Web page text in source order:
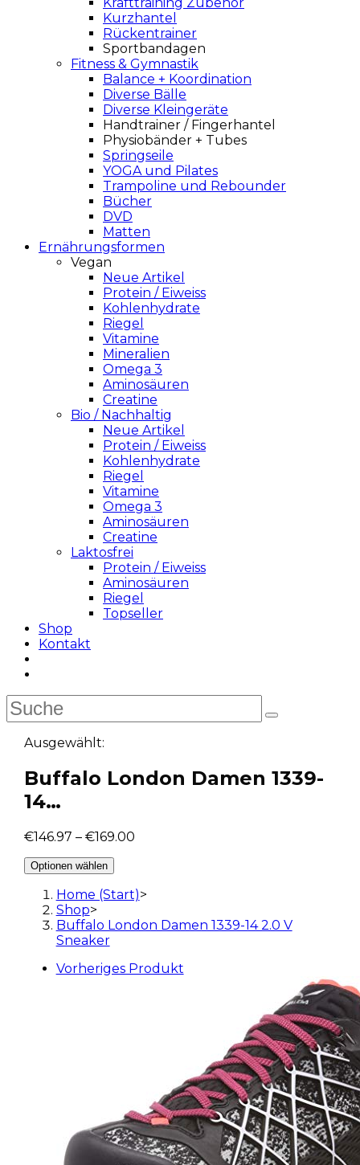
Kurzhantel
Rückentrainer
Sportbandagen
Fitness & Gymnastik
Balance + Koordination
Diverse Bälle
Diverse Kleingeräte
Handtrainer / Fingerhantel
Physiobänder + Tubes
Springseile
YOGA und Pilates
Trampoline und Rebounder
Bücher
DVD
Matten
Ernährungsformen
Vegan
Neue Artikel
Protein / Eiweiss
Kohlenhydrate
Riegel
Vitamine
Mineralien
Omega 3
Aminosäuren
Creatine
Bio / Nachhaltig
Neue Artikel
Protein / Eiweiss
Kohlenhydrate
Riegel
Vitamine
Omega 3
Aminosäuren
Creatine
Laktosfrei
Protein / Eiweiss
Aminosäuren
Riegel
Topseller
Shop
Kontakt
Ausgewählt:
Buffalo London Damen 1339-
14…
€146.97 – €169.00
Optionen wählen
Home (Start)>
Shop>
Buffalo London Damen 1339-14 2.0 V
Sneaker
Vorheriges Produkt